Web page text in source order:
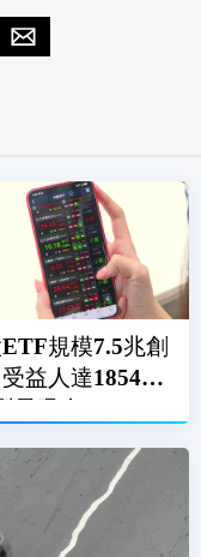
規模7.5兆創
益人達1854萬